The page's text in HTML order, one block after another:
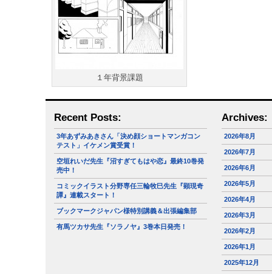
１年背景課題
Recent Posts:
3年あずみあきさん「決め顔ショートマンガコン
テスト」イケメン賞受賞！
空垣れいだ先生『沼すぎてもはや恋』最終10巻発
売中！
コミックイラスト分野専任三輪牧巳先生『顕現奇
譚』連載スタート！
ブックマークジャパン様特別講義＆出張編集部
有馬ツカサ先生『ソラノヤ』3巻本日発売！
Archives:
2026年8月
2026年7月
2026年6月
2026年5月
2026年4月
2026年3月
2026年2月
2026年1月
2025年12月